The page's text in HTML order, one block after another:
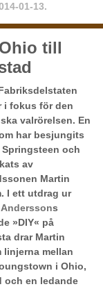
01-13.
till
i fokus för den
valrörelsen. En
har besjungits
Springsteen och
av
Martin
I ett utdrag ur
s
»DIY« på
drar Martin
linjerna mellan
i Ohio,
och en ledande